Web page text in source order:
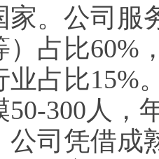
家。公司服
占比60%
占比15%
300人，
公司凭借成